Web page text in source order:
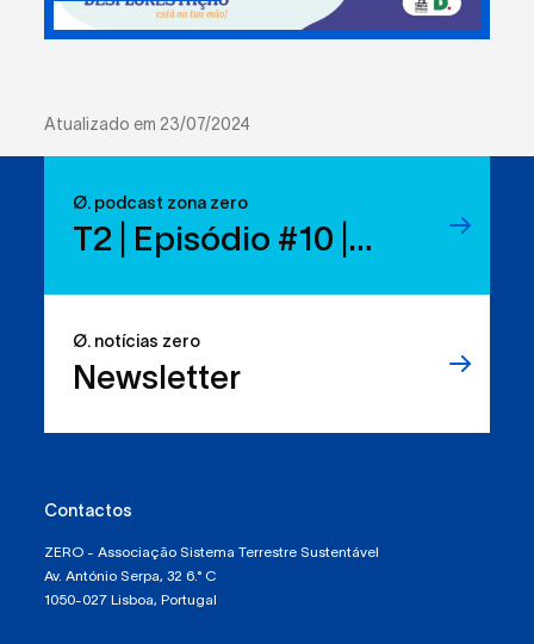
Atualizado em 23/07/2024
Ø. podcast zona zero
T2 | Episódio #10 |
sabemos usá-los?
Ø. notícias zero
Newsletter
Contactos
ZERO - Associação Sistema Terrestre Sustentável
Av. António Serpa, 32 6.° C
1050-027 Lisboa, Portugal